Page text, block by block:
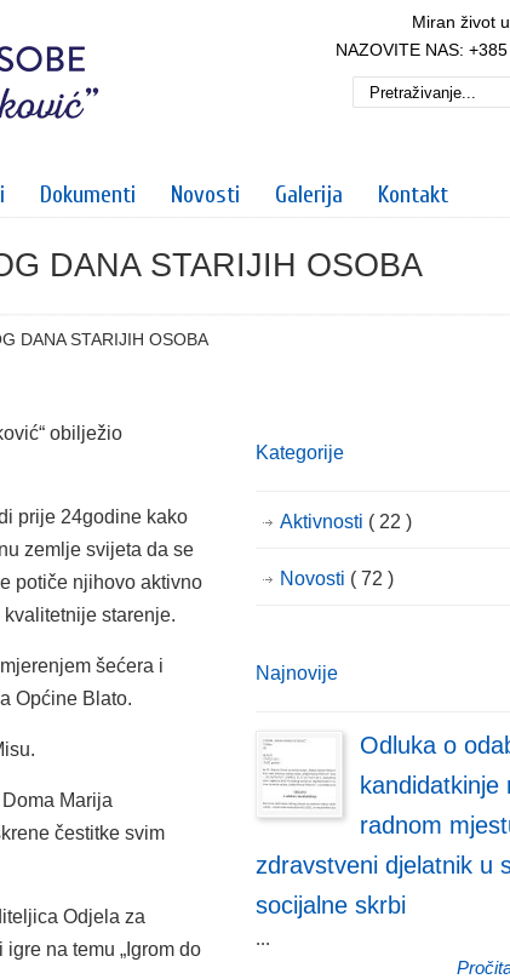
Miran život
NAZOVITE NAS:
Dokumenti Novosti Galerija Kontakt
DANA STARIJIH OSOBA
DANA STARIJIH OSOBA
obilježio
prije 24godine kako
zemlje svijeta da se
potiče njihovo aktivno
starenje.
šećera i
Općine Blato.
Marija
čestitke svim
Odjela za
na temu „Igrom do
Kategorije
Aktivnosti ( 22 )
Novosti ( 72 )
Najnovije
Odluka o
kandidatkinje
radnom
zdravstveni djelatnik u
socijalne skrbi
...